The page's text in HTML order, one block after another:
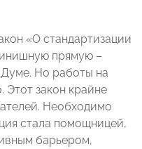
«О стандартизации
прямую –
Но работы на
Этот закон крайне
Необходимо
стала помощницей,
барьером,